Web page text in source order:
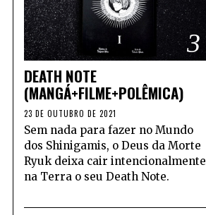
3
DEATH NOTE
(MANGÁ+FILME+POLÊMICA)
23 DE OUTUBRO DE 2021
Sem nada para fazer no Mundo
dos Shinigamis, o Deus da Morte
Ryuk deixa cair intencionalmente
na Terra o seu Death Note.